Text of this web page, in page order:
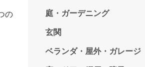
の
庭・ガーデニング
玄関
ベランダ・屋外・ガレージ